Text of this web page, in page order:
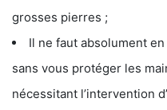
grosses pierres ;
Il ne faut absolument
sans vous protéger les
nécessitant l’intervention